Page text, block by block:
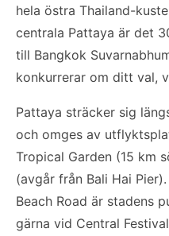
hela östra Thailand-
centrala Pattaya är det
till Bangkok
konkurrerar om ditt val,
Pattaya sträcker sig
och omges av
Tropical Garden (15 km
(avgår från Bali Hai
Beach Road är stadens
gärna vid Central